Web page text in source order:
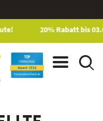
20% Rabatt bis